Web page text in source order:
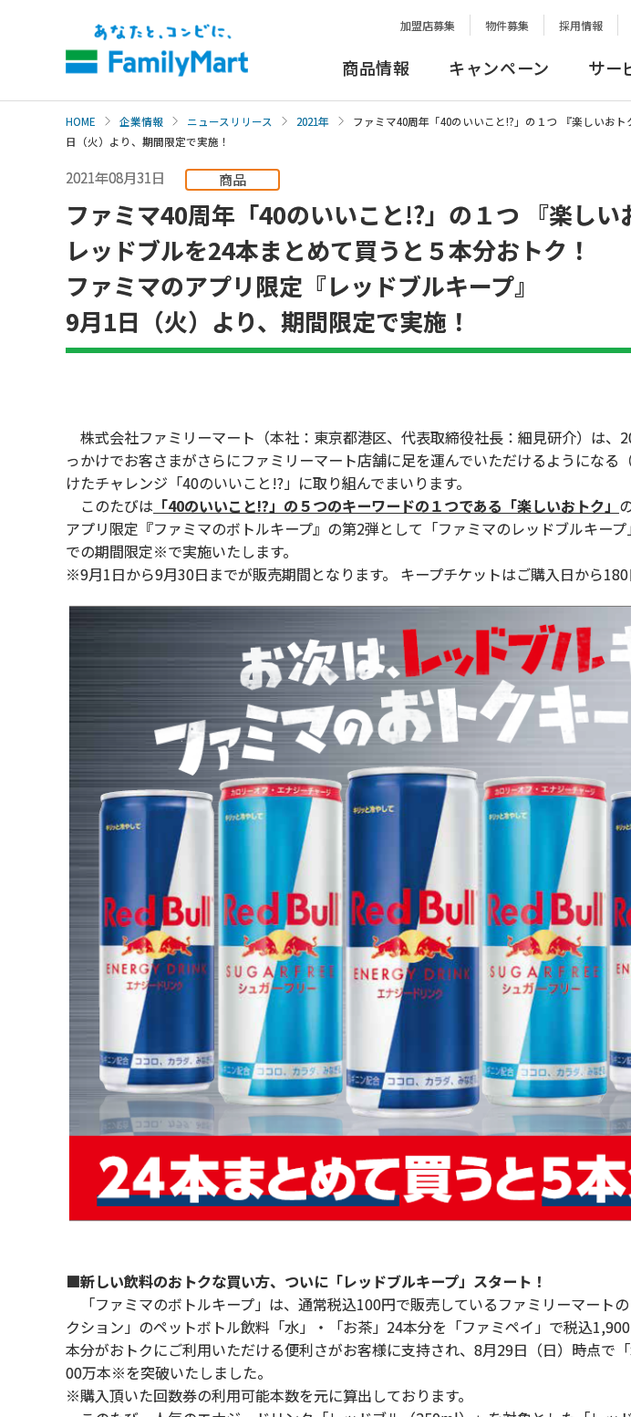
加盟店募集 物件募集 採用情報
商品情報 キャンペーン サー
HOME 企業情報 ニュースリリース 2021年
ファミマ40周年「40のいいこと!?」の１つ 『楽しいお
日（火）より、期間限定で実施！
2021年08月31日 商品
ファミマ40周年「40のいいこと!?」の１つ 『楽しい
レッドブルを24本まとめて買うと５本分おトク！
ファミマのアプリ限定『レッドブルキープ』
9月1日（火）より、期間限定で実施！
株式会社ファミリーマート（本社：東京都港区、代表取締役社長：細見研介）は、
っかけでお客さまがさらにファミリーマート店舗に足を運んでいただけるようにな
けたチャレンジ「40のいいこと!?」に取り組んでまいります。
このたびは 「40のいいこと!?」の５つのキーワードの１つである「楽しいおトク」
アプリ限定『ファミマのボトルキープ』の第2弾として「ファミマのレッドブルキー
での期間限定※で実施いたします。
※9月1日から9月30日までが販売期間となります。 キープチケットはご購入日から180
■新しい飲料のおトクな買い方、ついに「レッドブルキープ」スタート！
「ファミマのボトルキープ」は、通常税込100円で販売しているファミリーマート
クション」のペットボトル飲料「水」・「お茶」24本分を「ファミペイ」で税込
本分がおトクにご利用いただける便利さがお客様に支持され、8月29日（日）時点で
00万本※を突破いたしました。
※購入頂いた回数券の利用可能本数を元に算出しております。